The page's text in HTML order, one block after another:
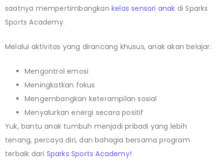
saatnya mempertimbangkan kelas sensori anak di Sparks
Sports Academy.
Melalui aktivitas yang dirancang khusus, anak akan belajar:
Mengontrol emosi
Meningkatkan fokus
Mengembangkan keterampilan sosial
Menyalurkan energi secara positif
Yuk, bantu anak tumbuh menjadi pribadi yang lebih
tenang, percaya diri, dan bahagia bersama program
terbaik dari Sparks Sports Academy!